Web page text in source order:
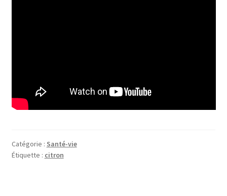
Catégorie : Santé-vie
Étiquette : citron